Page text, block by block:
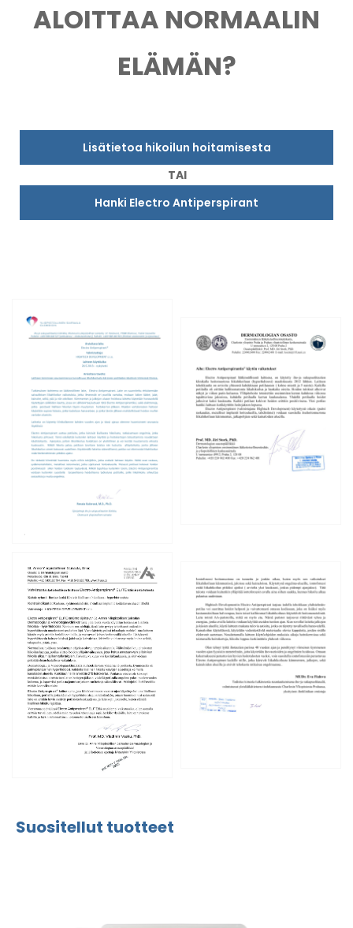
ALOITTAA NORMAALIN
ELÄMÄN?
Lisätietoa hikoilun hoitamisesta
TAI
Hanki Electro Antiperspirant
Suositellut tuotteet